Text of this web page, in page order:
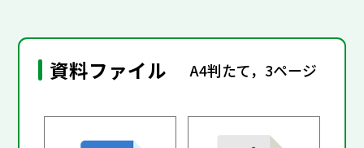
資料ファイル A4判たて，3ページ